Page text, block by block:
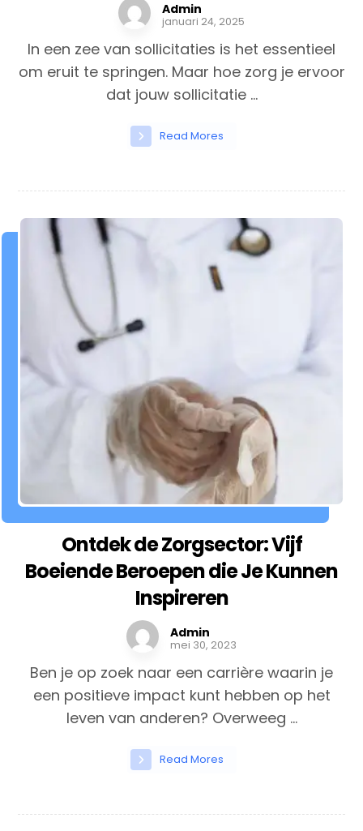
Admin
januari 24, 2025
In een zee van sollicitaties is het essentieel
om eruit te springen. Maar hoe zorg je ervoor
dat jouw sollicitatie ...
Read Mores
Ontdek de Zorgsector: Vijf
Boeiende Beroepen die Je Kunnen
Inspireren
Admin
mei 30, 2023
Ben je op zoek naar een carrière waarin je
een positieve impact kunt hebben op het
leven van anderen? Overweeg ...
Read Mores